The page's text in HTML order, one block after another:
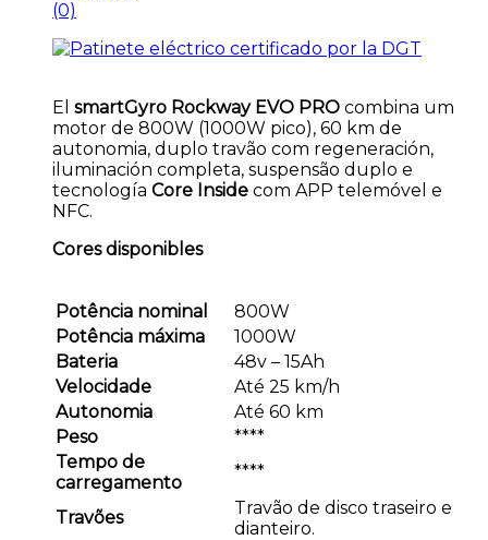
(0)
El smartGyro Rockway EVO PRO combina um
motor de 800W (1000W pico), 60 km de
autonomia, duplo travão com regeneración,
iluminación completa, suspensão duplo e
tecnología Core Inside com APP telemóvel e
NFC.
Cores disponibles
Potência nominal
800W
Potência máxima
1000W
Bateria
48v – 15Ah
Velocidade
Até 25 km/h
Autonomia
Até 60 km
Peso
****
Tempo de
carregamento
****
Travões
Travão de disco traseiro e
dianteiro.